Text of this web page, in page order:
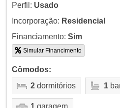
Perfil: Usado
Incorporação: Residencial
Financiamento: Sim
Simular Financimento
Cômodos:
2dormitórios 1
1garagem